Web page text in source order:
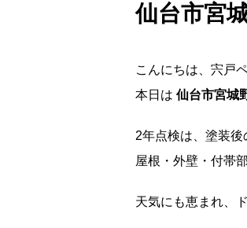
仙台市宮
こんにちは、宍戸
本日は 仙台市宮城
2年点検は、塗装後
屋根・外壁・付帯
天気にも恵まれ、